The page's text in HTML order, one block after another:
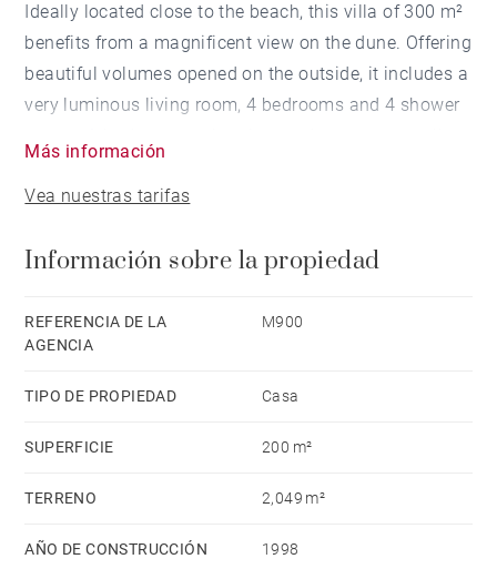
Ideally located close to the beach, this villa of 300 m²
benefits from a magnificent view on the dune. Offering
beautiful volumes opened on the outside, it includes a
very luminous living room, 4 bedrooms and 4 shower
closed 2000 m² garden.
Más información
Vea nuestras tarifas
Información sobre la propiedad
REFERENCIA DE LA
AGENCIA
M900
TIPO DE PROPIEDAD Casa
SUPERFICIE 200 m²
TERRENO 2,049 m²
AÑO DE CONSTRUCCIÓN 1998